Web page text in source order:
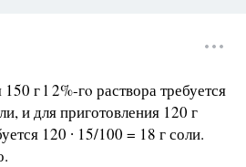
г l 2%-гo раствора требуется
и для приготовления 120 г
120 ∙ 15/100 = 18 г соли.